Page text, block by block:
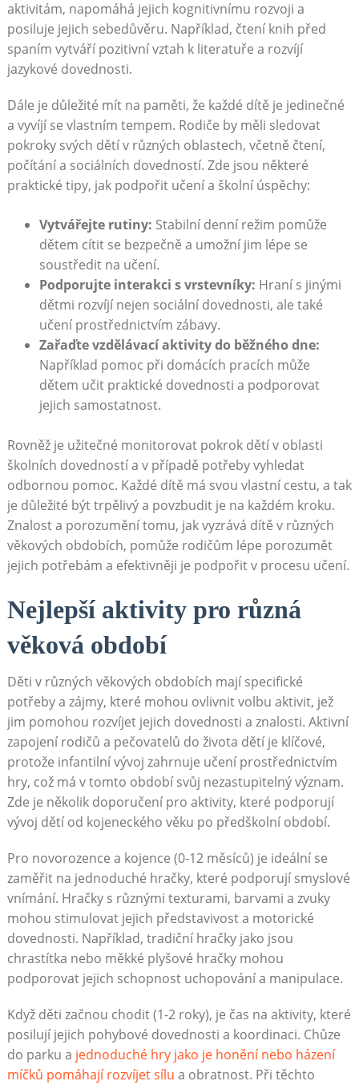
aktivitám, napomáhá jejich kognitivnímu rozvoji a
posiluje jejich sebedůvěru. Například, čtení knih před
spaním vytváří pozitivní vztah k literatuře a rozvíjí
jazykové dovednosti.
Dále je důležité mít na paměti, že každé dítě je jedinečné
a vyvíjí se vlastním tempem. Rodiče by měli sledovat
pokroky svých dětí v různých oblastech, včetně čtení,
počítání a sociálních dovedností. Zde jsou některé
praktické tipy, jak podpořit učení a školní úspěchy:
Vytvářejte rutiny: Stabilní denní režim pomůže
dětem cítit se bezpečně a umožní jim lépe se
soustředit na učení.
Podporujte interakci s vrstevníky: Hraní s jinými
dětmi rozvíjí nejen sociální dovednosti, ale také
učení prostřednictvím zábavy.
Zařaďte vzdělávací aktivity do běžného dne:
Například pomoc při domácích pracích může
dětem učit praktické dovednosti a podporovat
jejich samostatnost.
Rovněž je užitečné monitorovat pokrok dětí v oblasti
školních dovedností a v případě potřeby vyhledat
odbornou pomoc. Každé dítě má svou vlastní cestu, a tak
je důležité být trpělivý a povzbudit je na každém kroku.
Znalost a porozumění tomu, jak vyzrává dítě v různých
věkových obdobích, pomůže rodičům lépe porozumět
jejich potřebám a efektivněji je podpořit v procesu učení.
Nejlepší aktivity pro různá
věková období
Děti v různých věkových obdobích mají specifické
potřeby a zájmy, které mohou ovlivnit volbu aktivit, jež
jim pomohou rozvíjet jejich dovednosti a znalosti. Aktivní
zapojení rodičů a pečovatelů do života dětí je klíčové,
protože infantilní vývoj zahrnuje učení prostřednictvím
hry, což má v tomto období svůj nezastupitelný význam.
Zde je několik doporučení pro aktivity, které podporují
vývoj dětí od kojeneckého věku po předškolní období.
Pro novorozence a kojence (0-12 měsíců) je ideální se
zaměřit na jednoduché hračky, které podporují smyslové
vnímání. Hračky s různými texturami, barvami a zvuky
mohou stimulovat jejich představivost a motorické
dovednosti. Například, tradiční hračky jako jsou
chrastítka nebo měkké plyšové hračky mohou
podporovat jejich schopnost uchopování a manipulace.
Když děti začnou chodit (1-2 roky), je čas na aktivity, které
posilují jejich pohybové dovednosti a koordinaci. Chůze
do parku a jednoduché hry jako je honění nebo házení
míčků pomáhají rozvíjet sílu a obratnost. Při těchto